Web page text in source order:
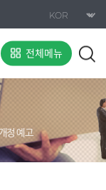
전체메뉴
정 예고